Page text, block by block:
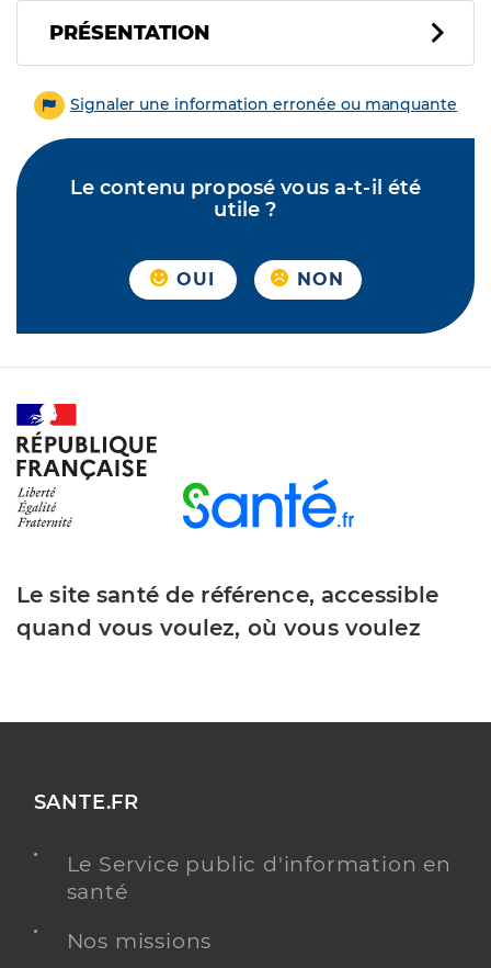
PRÉSENTATION
Signaler une information erronée ou manquante
Le contenu proposé vous a-t-il été
utile ?
OUI NON
Le site santé de référence, accessible
quand vous voulez, où vous voulez
SANTE.FR
Le Service public d'information en
santé
Nos missions